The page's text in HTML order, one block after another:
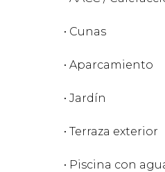
• Cunas
• Aparcamiento
• Jardín
• Terraza exterior
• Piscina con